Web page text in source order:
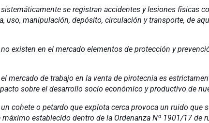
se registran accidentes y lesiones físicas
uso, manipulación, depósito, circulación y transporte, de
mercado elementos de protección y prevención
en la venta de pirotecnia es estrictamente
sobre el desarrollo socio económico y productivo de
que explota cerca provoca un ruido que
establecido dentro de la Ordenanza Nº 1901/17 de